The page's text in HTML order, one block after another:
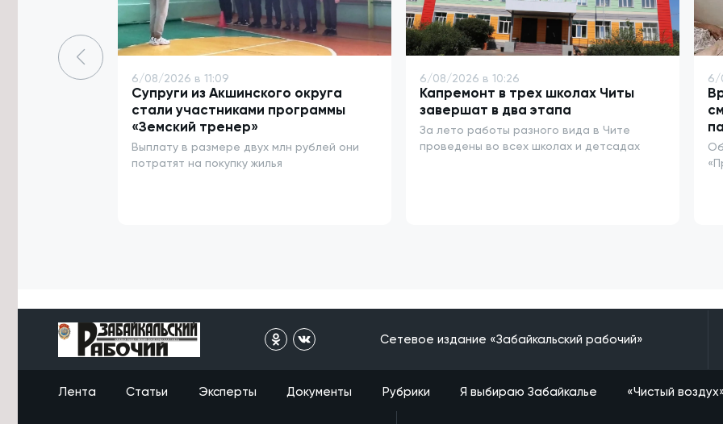
международной премии «КАРДО»
6/08/2026 в 15:59
Потерявшаяся в лесу забайкалка
жарила сыроежки и мастерила
шалаш до спасения
6/08/2026 в 15:37
Сильные дожди прогнозируются в
Забайкалье 9 и 10 августа
2018 — Гидрометцентр
6/08/2026 в 15:09
Река Борзя поднялась на 130
6/08/2026 в 14:51
6/08/2026 в 11:09
Супруги из Акшинского округа
стали участниками программы
«Земский тренер»
Выплату в размере двух млн рублей они
потратят на покупку жилья
6/08/2026 в 10:26
Капремонт в трех школах Читы
завершат в два этапа
За лето работы разного вида в Чите
проведены во всех школах и детсадах
6/
Сетевое издание «Забайкальский рабочий»
Лента Статьи Эксперты Документы Рубрики Я выбираю Забайкалье «Чистый